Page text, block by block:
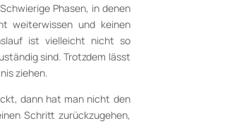
Phasen, in denen
weiterwissen und keinen
ist vielleicht nicht so
sind. Trotzdem lässt
ziehen.
dann hat man nicht den
Schritt zurückzugehen,